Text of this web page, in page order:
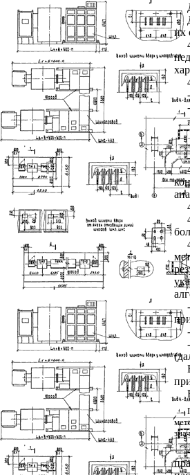
их
-
-
-
-
-
-
-
-